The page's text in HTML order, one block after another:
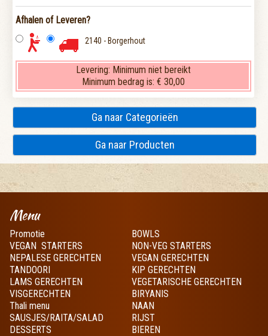
Afhalen of Leveren?
2140 - Borgerhout
Levering: Minimum niet bereikt
Minimum bedrag is: € 30,00
Ga naar Categorieën
Ga naar Producten
Menu
Promotie
BOWLS
VEGAN STARTERS
NON-VEG STARTERS
NEPALESE GERECHTEN
VEGAN GERECHTEN
TANDOORI
KIP GERECHTEN
LAMS GERECHTEN
VEGETARISCHE GERECHTEN
VISGERECHTEN
BIRYANIS
Thali menu
NAAN
SAUSJES/RAITA/SALAD
RIJST
DESSERTS
BIEREN